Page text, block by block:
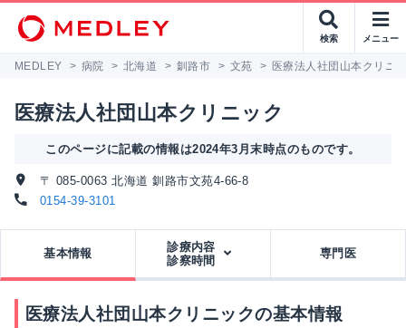
検索 メニュー
MEDLEY > 病院 > 北海道 > 釧路市 > 文苑 > 医療法人社団山本クリニ
医療法人社団山本クリニック
このページに記載の情報は2024年3月末時点のものです。
〒 085-0063 北海道 釧路市文苑4-66-8
0154-39-3101
基本情報
診療内容
診察時間
専門医
医療法人社団山本クリニックの基本情報